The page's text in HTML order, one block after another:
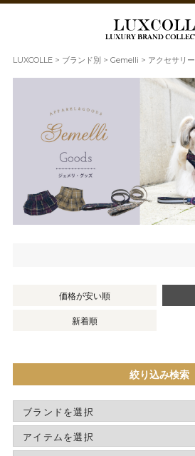
LUXCOLLE ブランド別 Gemelli アクセサリー
価格が安い順
新着順
絞り込み検索